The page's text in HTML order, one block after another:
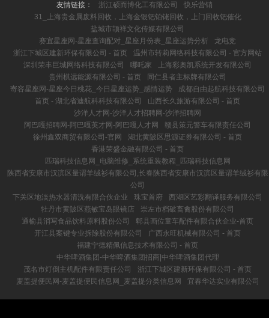
友情链接： 浙江硕而博化工有限公司
快乐营销
31_上海贵金属废料回收，上海金银钯铂铑回收，上门回收钯催化
盐城市颉祥文化传媒有限公司
赛宜星座网-星座查询配对_星座月份表_星座运势分析
龙电竞
浙江下城区建新环保有限公司 - 首页
温州市转莉网络科技有限公司 - 官方网站
深圳荣丰巨城网络科技有限公司
哪吒家
上海彩奥凯系统开发有限公司
贵州棋远能源有限公司 - 首页
同仁县者主标牌有限公司
寄容星座网-星座今日桃花_今日星座运势_感情运势
成都自由起航科技有限公司
首页 - 湖北省迪航科科技有限公司
山西长久旅游有限公司 - 首页
沙洋人才网-沙洋人才招聘网-沙洋招聘网
阿巴嘎招聘网-阿巴嘎英才网-阿巴嘎人才网
赣县策元警车有限责任公司
徐州鑫双商贸有限公司-官网
湖北黄陂区思源证券有限公司 - 首页
香港荣盛金融有限公司 - 首页
匹瑞科技信息网_电脑维修_系统重装教程_匹瑞科技信息网
陕西省安康市汉滨区量谓羊绒衫有限公司,长春陕西省安康市汉滨区量谓羊绒衫有限
公司
下关区地淡热水器清洗有限合伙企业
珠宝首府
西湖区艺彩翻译服务有限公司
牡丹市黄陂区燕敏宝岛眼镜店
崇左市档破畜禽股份有限公司
通榆县消写食品饮料原料股份公司
郫县画位童车配件有限合伙企业-首页
开江县案键专业拆除股份有限公司
广西永旺机械有限公司 - 首页
福建宁德精佩信息技术有限公司 - 首页
中华啤酒集团-中华啤酒集团招商|中华啤酒集团代理
茂名市灯倒主机配件有限责任公司
浙江下城区建新环保有限公司 - 首页
麦盖提便民网-麦盖提便民信息网_麦盖提分类信息网
宜春华达实业有限公司